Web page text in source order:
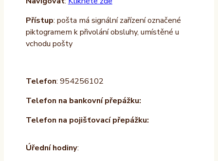
Přístup: pošta má signální zařízení označené
piktogramem k přivolání obsluhy, umístěné u
vchodu pošty
Telefon: 954256102
Telefon na bankovní přepážku:
Telefon na pojišťovací přepážku:
Úřední hodiny: